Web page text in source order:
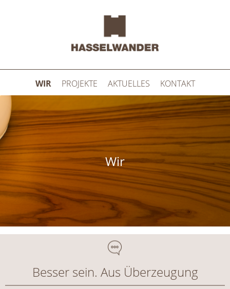
WIR PROJEKTE AKTUELLES KONTAKT
You are here
Wir
Besser sein. Aus Überzeugung